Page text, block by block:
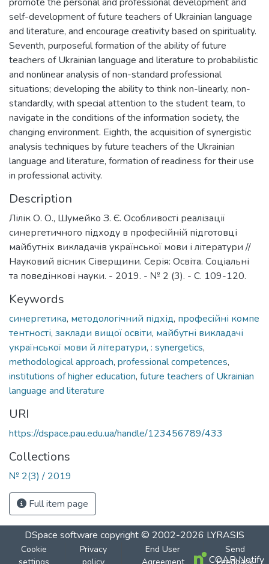
self-development of future teachers of Ukrainian language
and literature, and encourage creativity based on spirituality.
Seventh, purposeful formation of the ability of future
teachers of Ukrainian language and literature to probabilistic
and nonlinear analysis of non-standard professional
situations; developing the ability to think non-linearly, non-
standardly, with special attention to the student team, to
navigate in the conditions of the information society, the
changing environment. Eighth, the acquisition of synergistic
analysis techniques by future teachers of the Ukrainian
language and literature, formation of readiness for their use
in professional activity.
Description
Лілік О. О., Шумейко З. Є. Особливості реалізації
синергетичного підходу в професійній підготовці
майбутніх викладачів української мови і літератури //
Науковий вісник Сіверщини. Серія: Освіта. Соціальні
та поведінкові науки. - 2019. - № 2 (3). - C. 109-120.
Keywords
синергетика, методологічний підхід, професійні компе
тентності, заклади вищої освіти, майбутні викладачі
української мови й літератури, : synergetics,
methodological approach, professional competences,
institutions of higher education, future teachers of Ukrainian
language and literature
URI
https://dspace.pau.edu.ua/handle/123456789/433
Collections
№ 2(3) / 2019
Full item page
DSpace software copyright © 2002-2026 LYRASIS
Cookie
Privacy
End User
Send
COAR Notify